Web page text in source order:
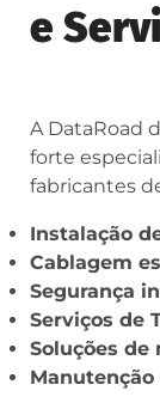
e
A DataRoad
forte
fabricantes
Instalação
Cablagem
Segurança
Serviços de
Soluções